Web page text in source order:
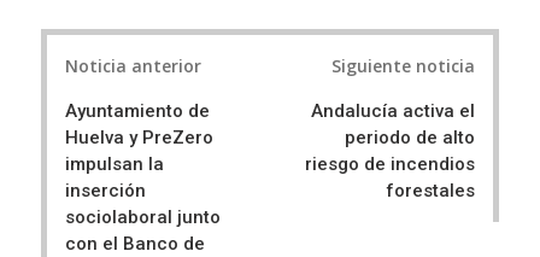
r
e
e
Noticia anterior
Ayuntamiento de
Huelva y PreZero
impulsan la
inserción
sociolaboral junto
con el Banco de
Siguiente noticia
Andalucía activa el
periodo de alto
riesgo de incendios
forestales